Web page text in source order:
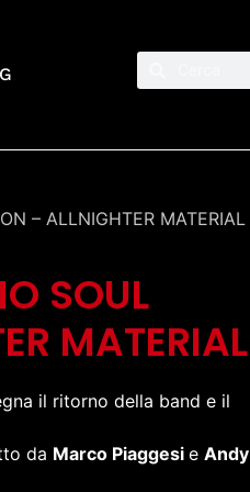
– ALLNIGHTER MATERIAL
SOUL
MATERIAL
il ritorno della band e il
da Marco PiaggesieAndy